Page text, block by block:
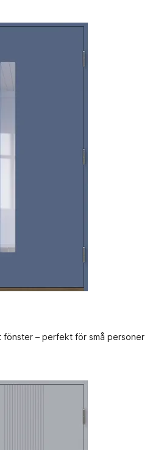
fönster – perfekt för små personer